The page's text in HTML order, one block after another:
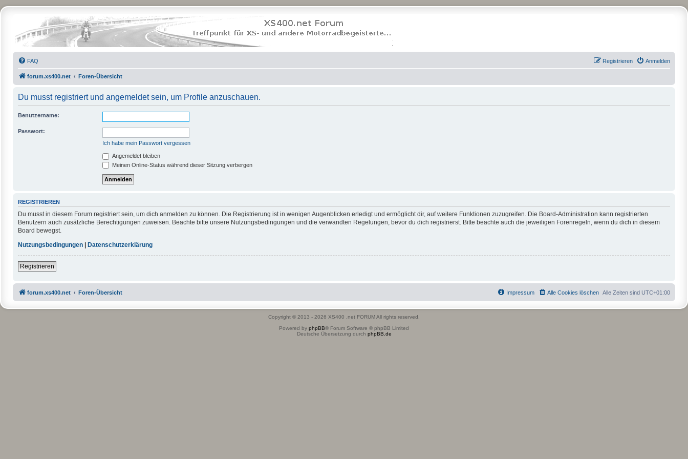
FAQ Anmelden
Registrieren
forum.xs400.net Foren-Übersicht
Du musst registriert und angemeldet sein, um Profile anzuschauen.
Benutzername:
Passwort:
Ich habe mein Passwort vergessen
Angemeldet bleiben
Meinen Online-Status während dieser Sitzung verbergen
REGISTRIEREN
Du musst in diesem Forum registriert sein, um dich anmelden zu können. Die Registrierung ist in wenigen Augenblicken erledigt und ermöglicht dir, auf weitere Funktionen zuzugreifen. Die Board-Administration kann registrierten
Benutzern auch zusätzliche Berechtigungen zuweisen. Beachte bitte unsere Nutzungsbedingungen und die verwandten Regelungen, bevor du dich registrierst. Bitte beachte auch die jeweiligen Forenregeln, wenn du dich in diesem
Board bewegst.
Nutzungsbedingungen | Datenschutzerklärung
Registrieren
forum.xs400.net Foren-Übersicht Alle Zeiten sind UTC+01:00
Alle Cookies löschen
Impressum
Copyright © 2013 - 2026 XS400 .net FORUM All rights reserved.
Powered by phpBB® Forum Software © phpBB Limited
Deutsche Übersetzung durch phpBB.de